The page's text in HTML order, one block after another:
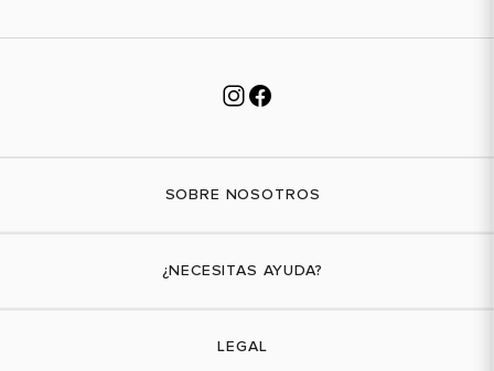
SOBRE NOSOTROS
¿NECESITAS AYUDA?
LEGAL